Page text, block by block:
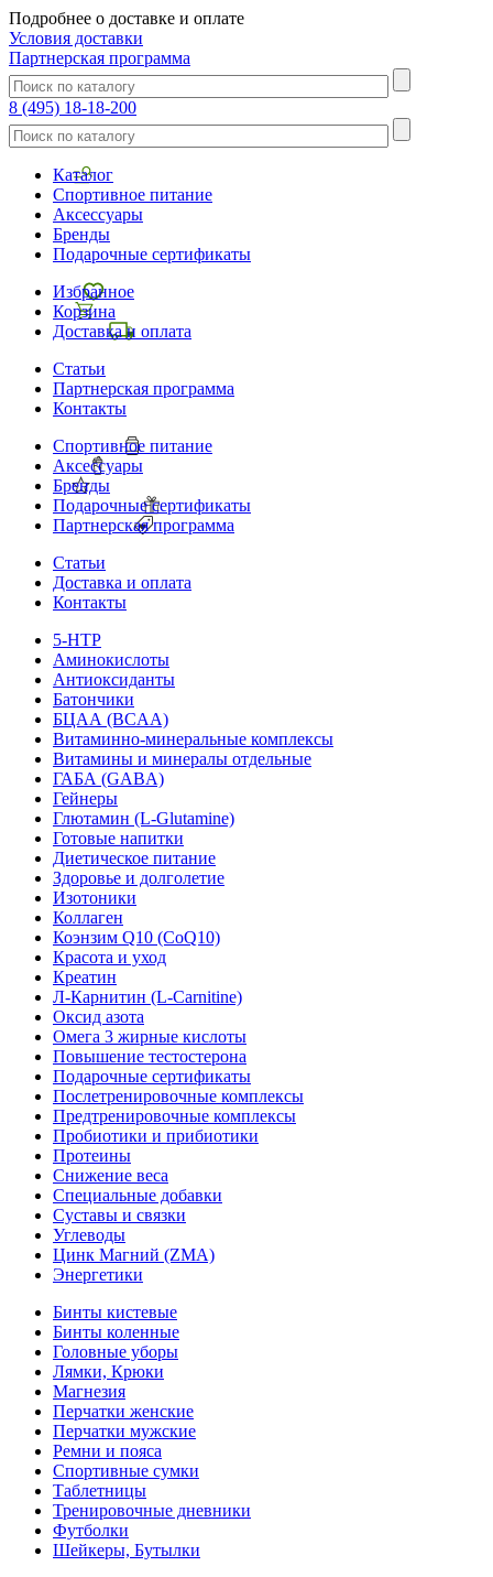
Подробнее о доставке и оплате
Условия доставки
Партнерская программа
8 (495) 18-18-200
Каталог
Спортивное питание
Аксессуары
Бренды
Подарочные сертификаты
Избранное
Корзина
Доставка и оплата
Статьи
Партнерская программа
Контакты
Спортивное питание
Аксессуары
Бренды
Подарочные сертификаты
Партнерская программа
Статьи
Доставка и оплата
Контакты
5-HTP
Аминокислоты
Антиоксиданты
Батончики
БЦАА (BCAA)
Витаминно-минеральные комплексы
Витамины и минералы отдельные
ГАБА (GABA)
Гейнеры
Глютамин (L-Glutamine)
Готовые напитки
Диетическое питание
Здоровье и долголетие
Изотоники
Коллаген
Коэнзим Q10 (CoQ10)
Красота и уход
Креатин
Л-Карнитин (L-Сarnitine)
Оксид азота
Омега 3 жирные кислоты
Повышение тестостерона
Подарочные сертификаты
Послетренировочные комплексы
Предтренировочные комплексы
Пробиотики и прибиотики
Протеины
Снижение веса
Специальные добавки
Суставы и связки
Углеводы
Цинк Магний (ZMA)
Энергетики
Бинты кистевые
Бинты коленные
Головные уборы
Лямки, Крюки
Магнезия
Перчатки женские
Перчатки мужские
Ремни и пояса
Спортивные сумки
Таблетницы
Тренировочные дневники
Футболки
Шейкеры, Бутылки